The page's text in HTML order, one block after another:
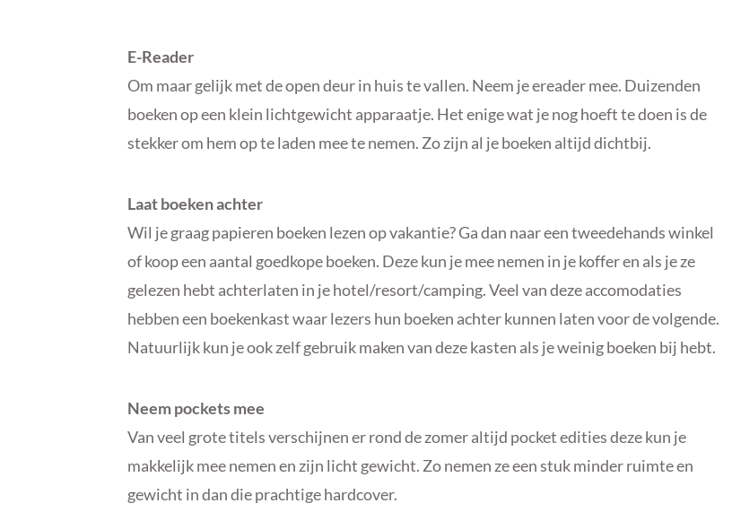
E-Reader
Om maar gelijk met de open deur in huis te vallen. Neem je ereader mee. Duizenden
boeken op een klein lichtgewicht apparaatje. Het enige wat je nog hoeft te doen is de
stekker om hem op te laden mee te nemen. Zo zijn al je boeken altijd dichtbij.
Laat boeken achter
Wil je graag papieren boeken lezen op vakantie? Ga dan naar een tweedehands winkel
of koop een aantal goedkope boeken. Deze kun je mee nemen in je koffer en als je ze
gelezen hebt achterlaten in je hotel/resort/camping. Veel van deze accomodaties
hebben een boekenkast waar lezers hun boeken achter kunnen laten voor de volgende.
Natuurlijk kun je ook zelf gebruik maken van deze kasten als je weinig boeken bij hebt.
Neem pockets mee
Van veel grote titels verschijnen er rond de zomer altijd pocket edities deze kun je
makkelijk mee nemen en zijn licht gewicht. Zo nemen ze een stuk minder ruimte en
gewicht in dan die prachtige hardcover.